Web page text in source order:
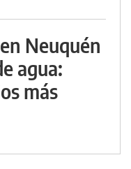
Neuquén
agua:
más